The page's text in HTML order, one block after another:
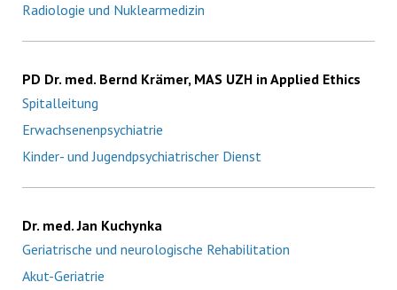
Radiologie und Nuklearmedizin
PD Dr. med. Bernd Krämer, MAS UZH in Applied Ethics
Spitalleitung
Erwachsenenpsychiatrie
Kinder- und Jugendpsychiatrischer Dienst
Dr. med. Jan Kuchynka
Geriatrische und neurologische Rehabilitation
Akut-Geriatrie